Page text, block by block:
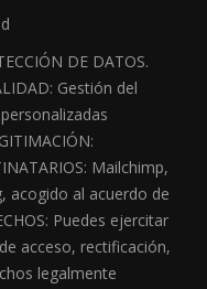
DE DATOS.
Gestión del
Mailchimp,
acogido al acuerdo de
Puedes ejercitar
acceso, rectificación,
legalmente